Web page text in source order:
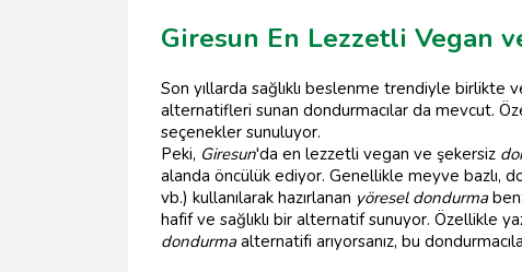
Giresun En Lezzetli Vegan
Son yıllarda sağlıklı beslenme trendiyle
alternatifleri sunan dondurmacılar da mevcut.
seçenekler sunuluyor.
Peki, Giresun'da en lezzetli vegan ve şekersiz
alanda öncülük ediyor. Genellikle meyve bazlı,
vb.) kullanılarak hazırlanan yöresel dondurma
hafif ve sağlıklı bir alternatif sunuyor. Özellikle
dondurmaalternatifi arıyorsanız, bu